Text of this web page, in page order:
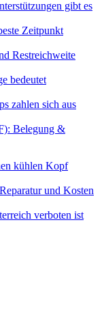
gibt es
Zeitpunkt
Restreichweite
bedeutet
zahlen sich aus
Belegung &
kühlen Kopf
und Kosten
verboten ist